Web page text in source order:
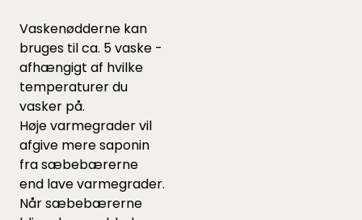
Vaskenødderne kan
bruges til ca. 5 vaske -
afhængigt af hvilke
temperaturer du
vasker på.
Høje varmegrader vil
afgive mere saponin
fra sæbebærerne
end lave varmegrader.
Når sæbebærerne